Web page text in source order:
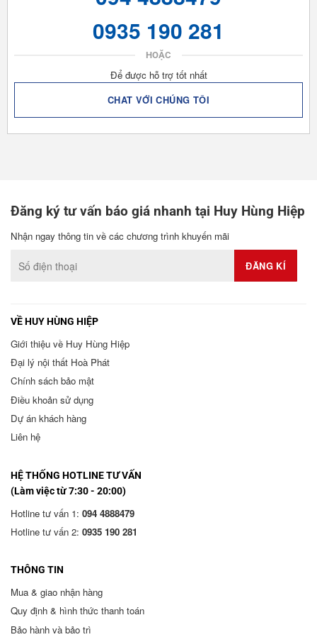
0935 190 281
HOẶC
Để được hỗ trợ tốt nhất
CHAT VỚI CHÚNG TÔI
Đăng ký tư vấn báo giá nhanh tại Huy Hùng Hiệp
Nhận ngay thông tin về các chương trình khuyến mãi
VỀ HUY HÙNG HIỆP
Giới thiệu về Huy Hùng Hiệp
Đại lý nội thất Hoà Phát
Chính sách bảo mật
Điều khoản sử dụng
Dự án khách hàng
Liên hệ
HỆ THỐNG HOTLINE TƯ VẤN
(Làm việc từ 7:30 - 20:00)
Hotline tư vấn 1: 094 4888479
Hotline tư vấn 2: 0935 190 281
THÔNG TIN
Mua & giao nhận hàng
Quy định & hình thức thanh toán
Bảo hành và bảo trì